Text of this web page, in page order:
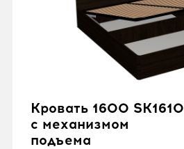
Кровать 1600 SK1610
с механизмом
подъема